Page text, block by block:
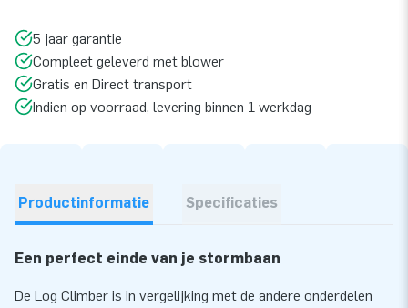
5 jaar garantie
Compleet geleverd met blower
Gratis en Direct transport
Indien op voorraad, levering binnen 1 werkdag
Productinformatie Specificaties
Een perfect einde van je stormbaan
De Log Climber is in vergelijking met de andere onderdelen